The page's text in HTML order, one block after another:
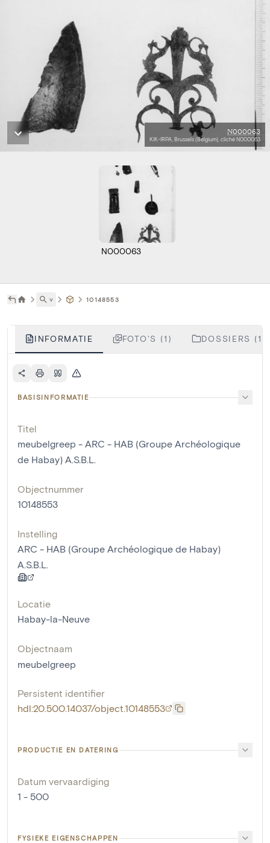
N000063
KIK-IRPA, Brussels (Belgium), cliché N000063
N000063
˅ 10148553
INFORMATIE FOTO'S (1) DOSSIERS (1)
BASISINFORMATIE
Titel
meubelgreep - ARC - HAB (Groupe Archéologique
de Habay) A.S.B.L.
Objectnummer
10148553
Instelling
ARC - HAB (Groupe Archéologique de Habay)
A.S.B.L.
Locatie
Habay-la-Neuve
Objectnaam
meubelgreep
Persistent identifier
hdl:20.500.14037/object.10148553
PRODUCTIE EN DATERING
Datum vervaardiging
1 - 500
FYSIEKE EIGENSCHAPPEN